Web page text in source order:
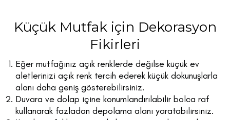
Küçük Mutfak için Dekorasyon
Fikirleri
Eğer mutfağınız açık renklerde değilse küçük ev
aletlerinizi açık renk tercih ederek küçük dokunuşlarla
alanı daha geniş gösterebilirsiniz.
Duvara ve dolap içine konumlandırılabilir bolca raf
kullanarak fazladan depolama alanı yaratabilirsiniz.